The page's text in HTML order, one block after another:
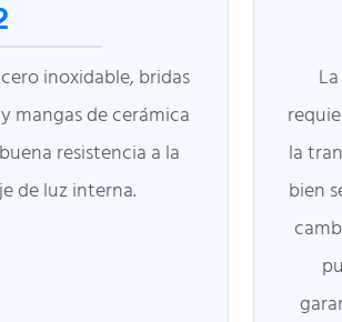
inoxidable, bridas
mangas de cerámica
resistencia a la
de luz interna.
la
bien